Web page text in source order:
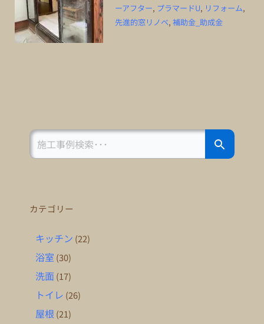
ーアフター, プラマードU, リフォーム,
先進的窓リノベ, 補助金_助成金
Search
for:
Search Button
カテゴリー
キッチン (22)
浴室 (30)
洗面 (17)
トイレ (26)
屋根 (21)